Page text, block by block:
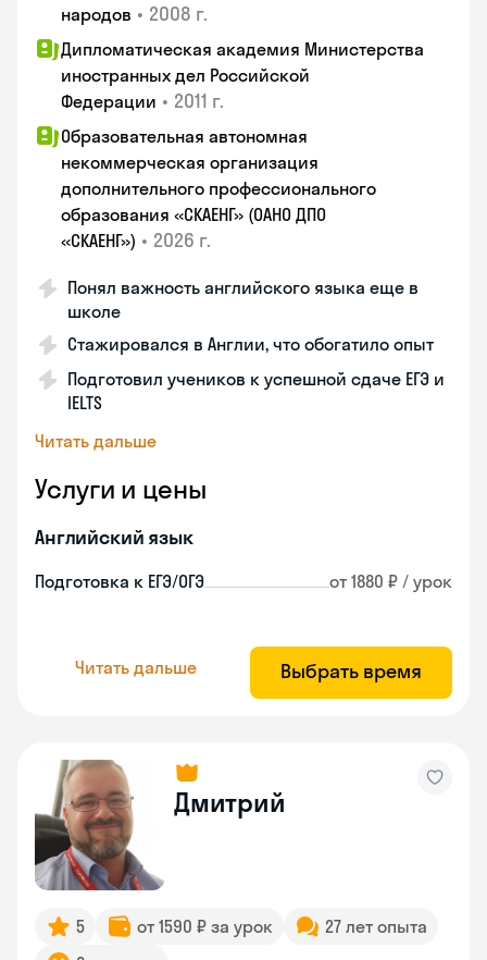
народов • 2008 г.
Дипломатическая академия Министерства
иностранных дел Российской
Федерации • 2011 г.
Образовательная автономная
некоммерческая организация
дополнительного профессионального
образования «СКАЕНГ» (ОАНО ДПО
«СКАЕНГ») • 2026 г.
Понял важность английского языка еще в
школе
Стажировался в Англии, что обогатило опыт
Подготовил учеников к успешной сдаче ЕГЭ и
IELTS
Читать дальше
Услуги и цены
Английский язык
Подготовка к ЕГЭ/ОГЭ от 1880 ₽ / урок
Читать дальше Выбрать время
Дмитрий
5 от 1590 ₽ за урок
27 лет опыта